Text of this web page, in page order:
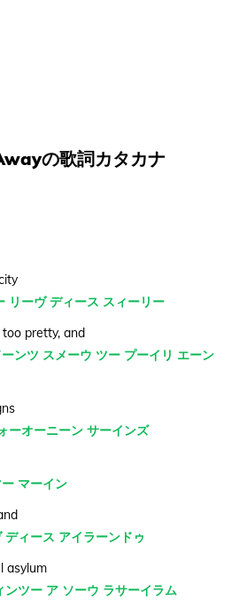
の歌詞カタカナ
リーヴ ディース スィーリー
pretty, and
ンツ スメーウ ツー プーイリ エーン
ーオーニーン サーインズ
マーイン
ィース アイラーンドゥ
asylum
ツー ア ソーウ ラサーイラム